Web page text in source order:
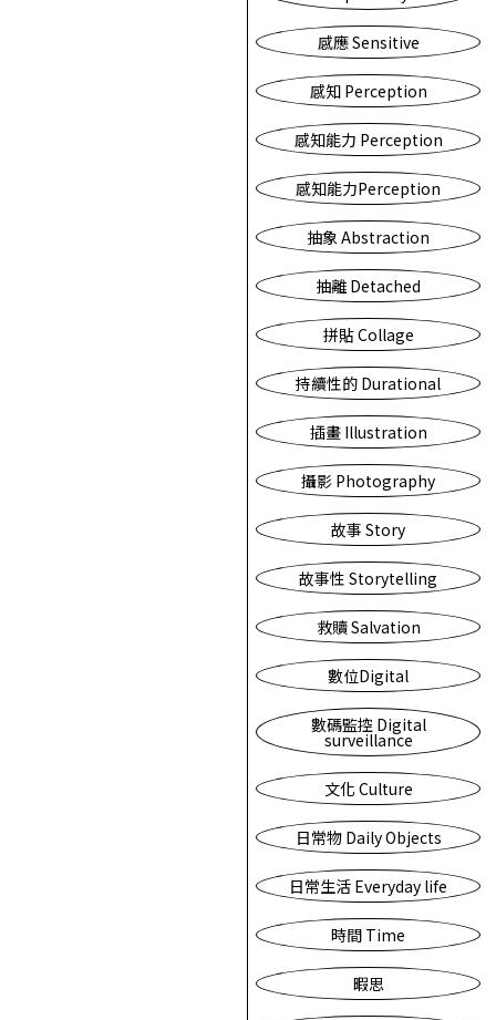
感應 Sensitive
感知 Perception
感知能力 Perception
感知能力Perception
抽象 Abstraction
抽離 Detached
拼貼 Collage
持續性的 Durational
插畫 Illustration
攝影 Photography
故事 Story
故事性 Storytelling
救贖 Salvation
數位Digital
數碼監控 Digital
surveillance
文化 Culture
日常物 Daily Objects
日常生活 Everyday life
時間 Time
暇思